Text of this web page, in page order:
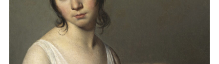
CINÉMA
LITTÉRATURE
SPORT
MÉDIAS
SANTÉ
instagram